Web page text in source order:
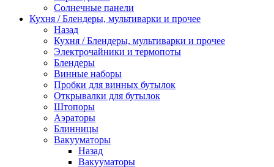
Солнечные панели
Кухня / Блендеры, мультиварки и прочее
Назад
Кухня / Блендеры, мультиварки и прочее
Электрочайники и термопоты
Блендеры
Винные наборы
Пробки для винных бутылок
Открывалки для бутылок
Штопоры
Аэраторы
Блинницы
Вакууматоры
Назад
Вакууматоры